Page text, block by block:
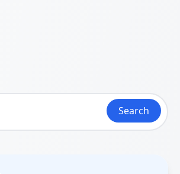
Search